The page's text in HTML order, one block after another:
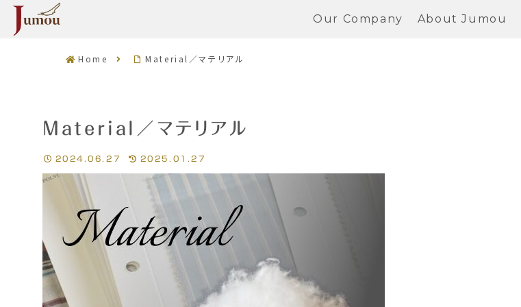
Our Company About Jumou
Home Material／マテリアル
Material／マテリアル
2024.06.27 2025.01.27